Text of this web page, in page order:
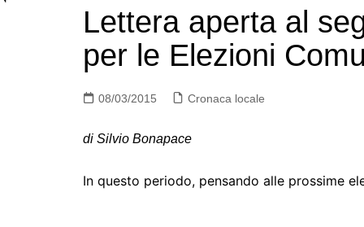
Lettera aperta al
per le Elezioni
08/03/2015 Cronaca locale
di Silvio Bonapace
In questo periodo, pensando alle prossime